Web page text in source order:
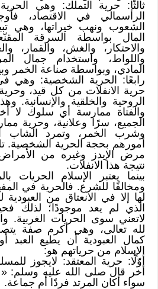
ثالثًا: حرية التملك: وهي
الرأسمالي في الاقتصاد،
الشعوب ونهب خيراتها، وهي
المال بواسطة السرقة
والاحتكار، والغش، والقمار،
واللواط، واستخدام جمال
المادي، وبواسطة صناعة الخمر
رابعًا: الحرية الشخصية: وهي
حرية الانفلات من كل قيد،
الروحية والخلقية والإنسانية.
والفتاة ممارسة أي سلوك لا
الجميع، سرًا وعلانية، وحرية
وشرب الخمر، وتمرد الشاب
أمورهم بحجة الحرية الشخصية.
مرض الإيدز وغيره من
نتيجة هذا الانفلات.
بينما يعتبر الإسلام الحريات
ومخالفًا للشرع. فالحرية في
لها إلا في الانعتاق من
الذي لم يعد موجودًا؛ لذلك
لاتعني سوى الحريات الغربية.
لله تعالى، وهي أكرم صفة
كمال العبودية أن يطيع العبد
الإسلام من حرياتهم هو:
أوّلًا: حرية المعتقد: لايجوز
أخر قال صلى الله عليه وسلم:
سواء أكان المرتد فردًا أم جماعة.